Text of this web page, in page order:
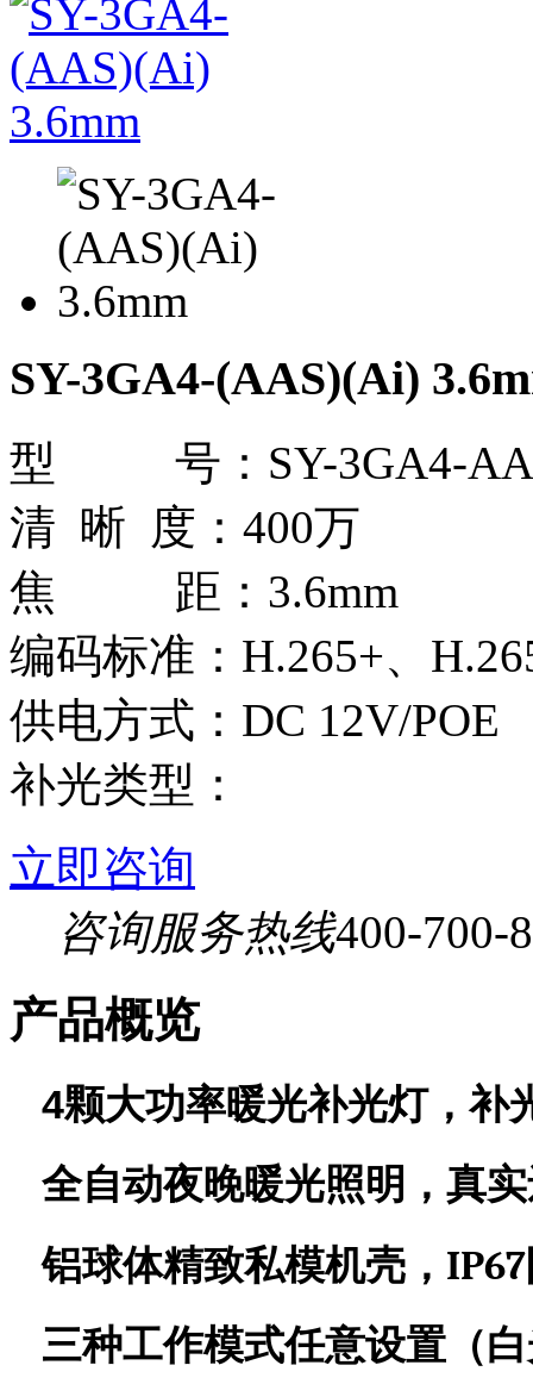
SY-3GA4-(AAS)(Ai)
型 号：SY-3GA4-
清 晰 度：400万
焦 距：3.6mm
编码标准：H.265+、
供电方式：DC 12V/POE
补光类型：
立即咨询
咨询服务热线400-700-
产品概览
4颗大功率暖光补光灯，补
全自动夜晚暖光照明，真
铝球体精致私模机壳， IP67
三种工作模式任意设置（